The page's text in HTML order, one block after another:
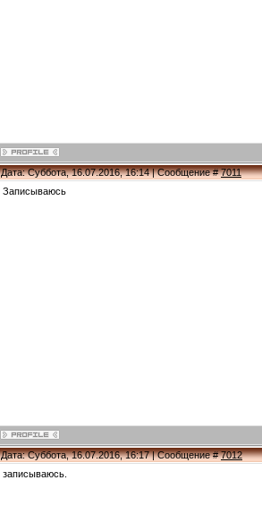
Дата: Суббота, 16.07.2016, 16:14 | Сообщение #7011
Записываюсь
Дата: Суббота, 16.07.2016, 16:17 | Сообщение #7012
записываюсь.